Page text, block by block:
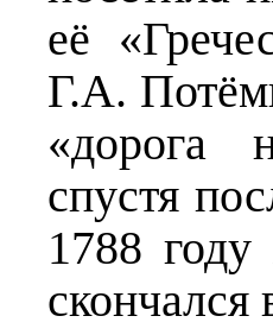
её
Г.А.
«дорога
спустя
1788
скончался